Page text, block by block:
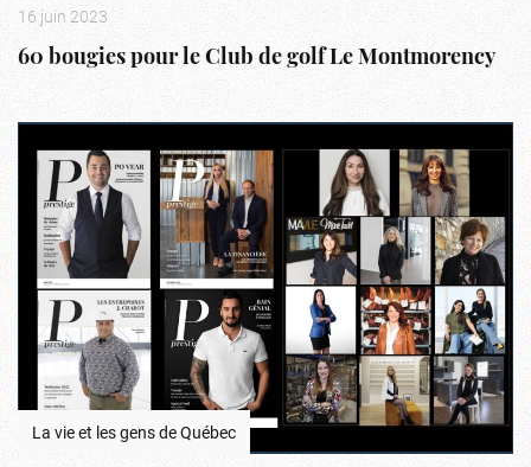
16 juin 2023
60 bougies pour le Club de golf Le Montmorency
La vie et les gens de Québec